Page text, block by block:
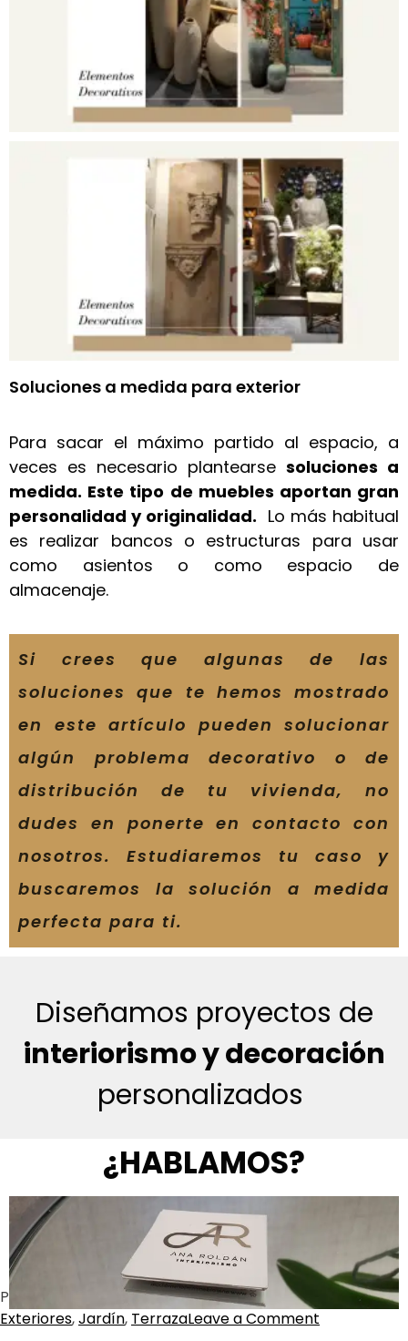
Soluciones a medida para exterior
Para sacar el máximo partido al espacio, a
veces es necesario plantearse soluciones a
medida. Este tipo de muebles aportan gran
personalidad y originalidad. Lo más habitual
es realizar bancos o estructuras para usar
como asientos o como espacio de
almacenaje.
Si crees que algunas de las
soluciones que te hemos mostrado
en este artículo pueden solucionar
algún problema decorativo o de
distribución de tu vivienda, no
dudes en ponerte en contacto con
nosotros. Estudiaremos tu caso y
buscaremos la solución a medida
perfecta para ti.
Diseñamos proyectos de
interiorismo y decoración
personalizados
¿HABLAMOS?
Posted in DecoraciónTaggedBalcón, Decoración,
Exteriores,Jardín, TerrazaLeave a Comment